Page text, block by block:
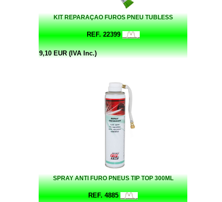
KIT REPARAÇAO FUROS PNEU TUBLESS
REF. 22399
9,10 EUR (IVA Inc.)
SPRAY ANTI FURO PNEUS TIP TOP 300ML
REF. 4885